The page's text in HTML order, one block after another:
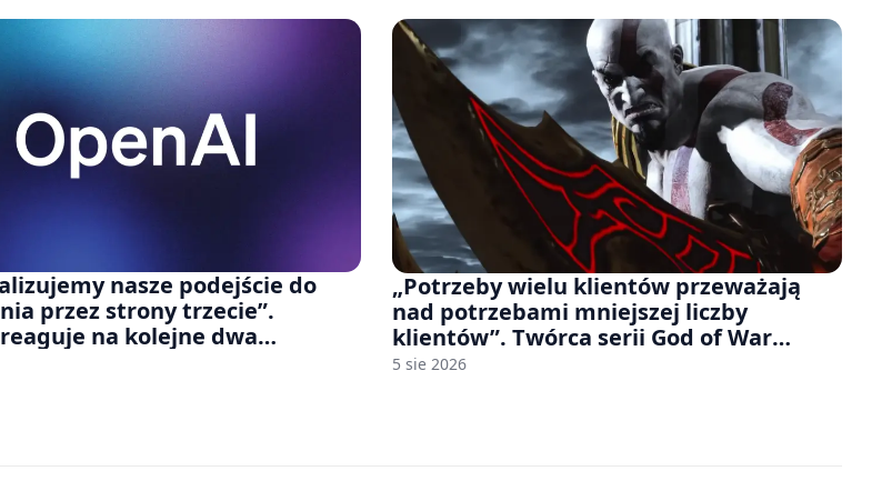
nasze podejście do
przez strony trzecie”.
na kolejne dwa
z udziałem autorskich modeli
„Potrzeby wielu klientów przeważają
nad potrzebami mniejszej liczby
klientów”. Twórca serii God of War
sugeruje, że rozumie, dlaczego Sony
5 sie 2026